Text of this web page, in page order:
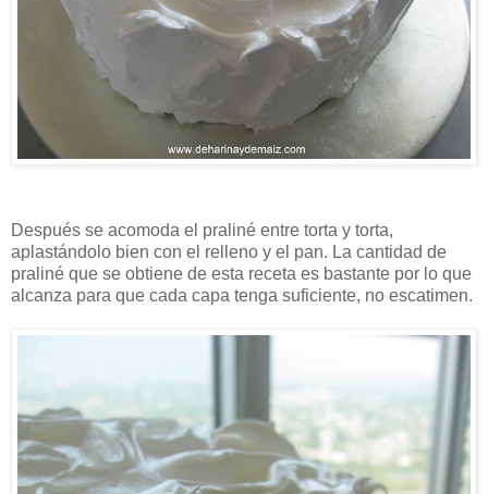
Después se acomoda el praliné entre torta y torta,
aplastándolo bien con el relleno y el pan. La cantidad de
praliné que se obtiene de esta receta es bastante por lo que
alcanza para que cada capa tenga suficiente, no escatimen.